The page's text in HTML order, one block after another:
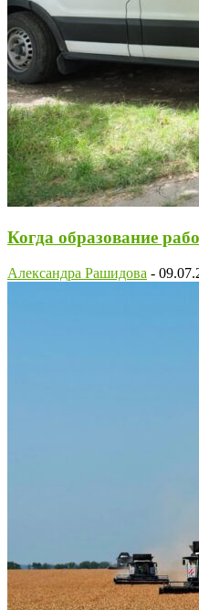
Когда образование
Александра Рашидова -